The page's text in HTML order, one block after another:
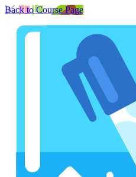
Back to Course Page